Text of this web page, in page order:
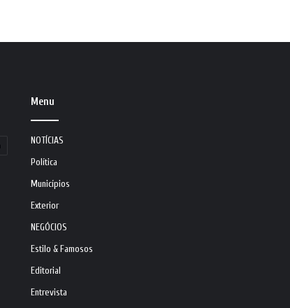
Menu
NOTÍCIAS
Política
Municípios
Exterior
NEGÓCIOS
Estilo & Famosos
Editorial
Entrevista